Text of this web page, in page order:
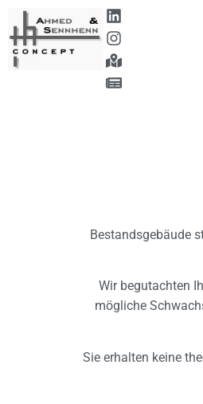
Bestandsgebäude
Wir begutachten
mögliche
Sie erhalten keine